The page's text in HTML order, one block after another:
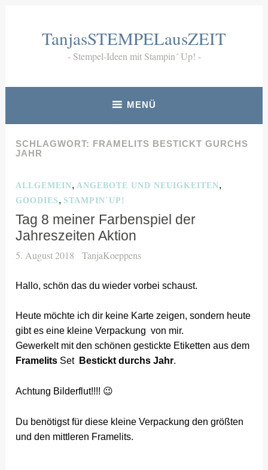
TanjasSTEMPELausZEIT
Stempel-Ideen mit Stampin´ Up!
MENÜ
SCHLAGWORT: FRAMELITS BESTICKT GURCHS
JAHR
ALLGEMEIN, ANGEBOTE UND NEUIGKEITEN,
GOODIES , STAMPIN´UP!
Tag 8 meiner Farbenspiel der
Jahreszeiten Aktion
5. August 2018 TanjaKoeppens
Hallo, schön das du wieder vorbei schaust.
Heute möchte ich dir keine Karte zeigen, sondern heute
gibt es eine kleine Verpackung von mir.
Gewerkelt mit den schönen gestickte Etiketten aus dem
Framelits Set Bestickt durchs Jahr.
Achtung Bilderflut!!!! 😉
Du benötigst für diese kleine Verpackung den größten
und den mittleren Framelits.